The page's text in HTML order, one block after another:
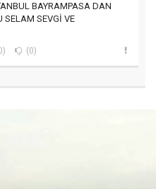
BAYRAMPASA DAN
SELAM SEVGİ VE
(0)